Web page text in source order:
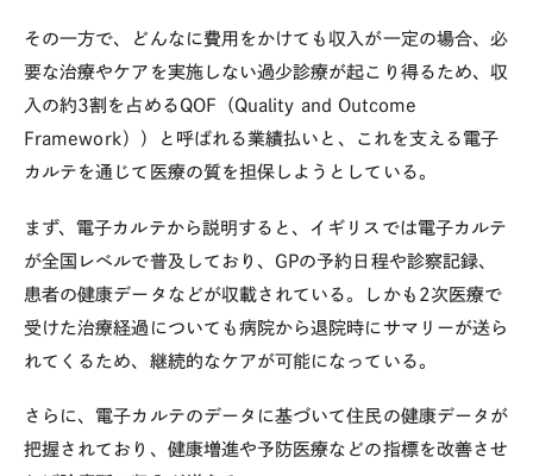
その一方で、どんなに費用をかけても収入が一定の場合、必
要な治療やケアを実施しない過少診療が起こり得るため、収
入の約3割を占めるQOF（Quality and Outcome
Framework））と呼ばれる業績払いと、これを支える電子
カルテを通じて医療の質を担保しようとしている。
まず、電子カルテから説明すると、イギリスでは電子カルテ
が全国レベルで普及しており、GPの予約日程や診察記録、
患者の健康データなどが収載されている。しかも2次医療で
受けた治療経過についても病院から退院時にサマリーが送ら
れてくるため、継続的なケアが可能になっている。
さらに、電子カルテのデータに基づいて住民の健康データが
把握されており、健康増進や予防医療などの指標を改善させ